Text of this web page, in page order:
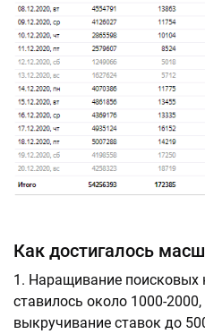
Как достигалось
Наращивание поисковых
ставилось около 1000-
выкручивание ставок до